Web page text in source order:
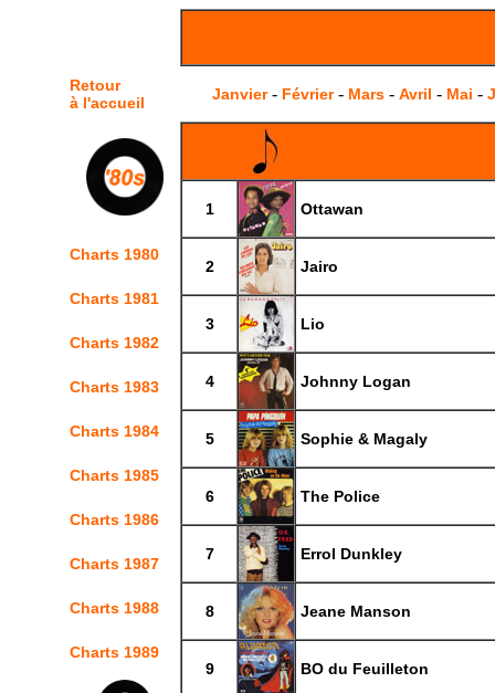
Retour
à l'accueil
Janvier- Février- Mars- Avril - Mai -
Charts 1980
Charts 1981
Charts 1982
Charts 1983
Charts 1984
Charts 1985
Charts 1986
Charts 1987
Charts 1988
Charts 1989
1 Ottawan
2 Jairo
3 Lio
4 Johnny Logan
5 Sophie & Magaly
6 The Police
7 Errol Dunkley
8 Jeane Manson
9 BO du Feuilleton